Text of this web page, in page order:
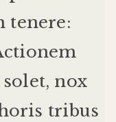
tenere:
solet, nox
tribus